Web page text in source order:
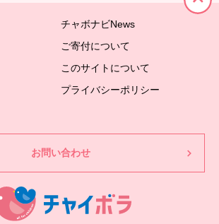
チャボナビNews
ご寄付について
このサイトについて
プライバシーポリシー
お問い合わせ